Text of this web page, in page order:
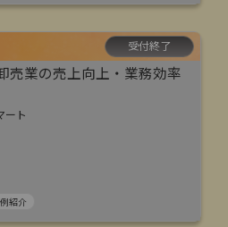
受付終了
売業の売上向上・業務効率
ート
紹介